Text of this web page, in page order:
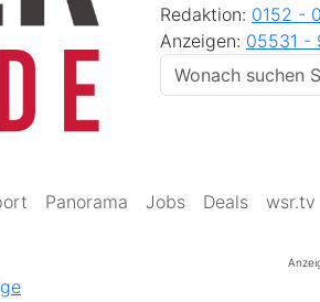
Redaktion: 0152 -
Anzeigen: 05531 -
Panorama Jobs Deals wsr.tv